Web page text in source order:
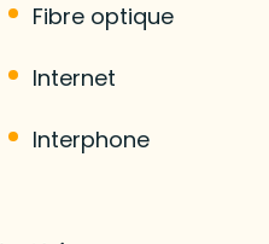
Fibre optique
Internet
Interphone